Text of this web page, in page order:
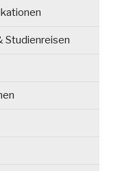
Studienreisen